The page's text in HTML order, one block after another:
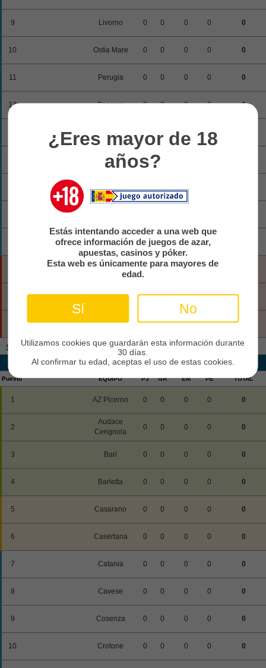
9 Livorno 0 0 0 0 0
10 Ostia Mare 0 0 0 0 0
11 Perugia 0 0 0 0 0
12 Pescara 0 0 0 0 0
0
Pineto 0 0
Spezia 0 0 0 0
0
Vado 0 0 0 0
Vis Pesaro 0 0 0 0
Serie C Grp. C
Clasificación Total
Puesto EQUIPO PJ GA EM PE TOTAL
1 AZ Picerno 0 0 0 0 0
2
Audace
Cerignola
0 0 0 0 0
3 Bari 0 0 0 0 0
4 Barletta 0 0 0 0 0
5 Casarano 0 0 0 0 0
6 Casertana 0 0 0 0 0
7 Catania 0 0 0 0 0
8 Cavese 0 0 0 0 0
9 Cosenza 0 0 0 0 0
10 Crotone 0 0 0 0 0
¿Eres mayor de 18
años?
Estás intentando acceder a una web que
ofrece información de juegos de azar,
apuestas, casinos y póker.
Esta web es únicamente para mayores de
edad.
Sí No
Utilizamos cookies que guardarán esta información durante
30 días.
Al confirmar tu edad, aceptas el uso de estas cookies.